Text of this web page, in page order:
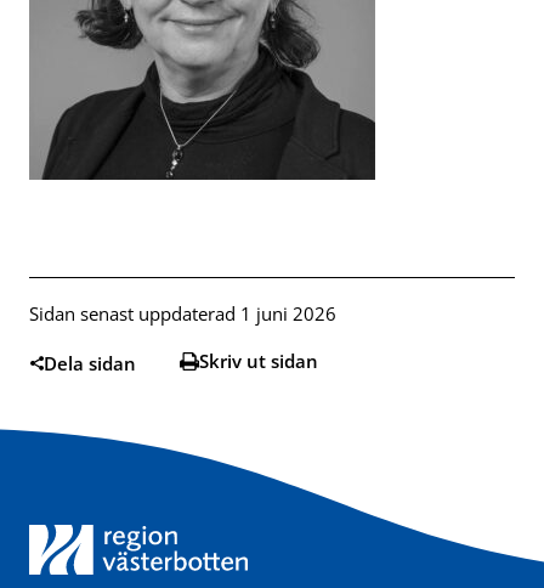
Sidan senast uppdaterad 1 juni 2026
Dela sidan Skriv ut sidan